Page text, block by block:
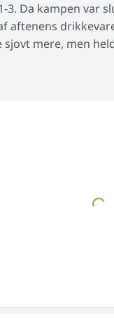
Da kampen var
aftenens
mere, men